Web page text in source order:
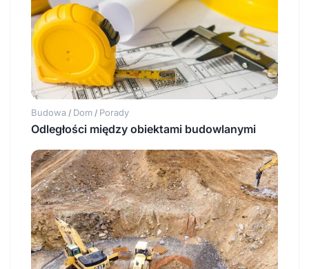
Budowa / Dom / Porady
Odległości między obiektami budowlanymi